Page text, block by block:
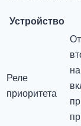
Устройство
Реле
приоритета